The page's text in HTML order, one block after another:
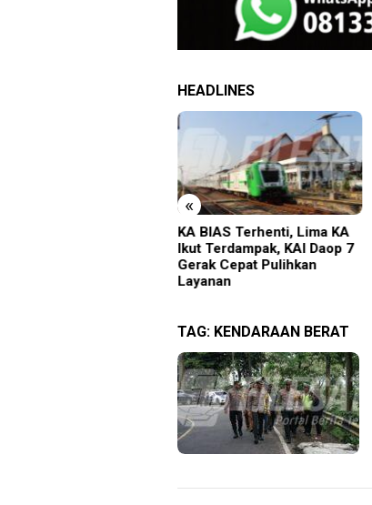
HEADLINES
«
PMR Wira SMKN 1 Jember
Gelar ABHINAYA 2026,
Ajang Bergengsi Cetak
Relawan Muda Berprestasi
TAG: KENDARAAN BERAT